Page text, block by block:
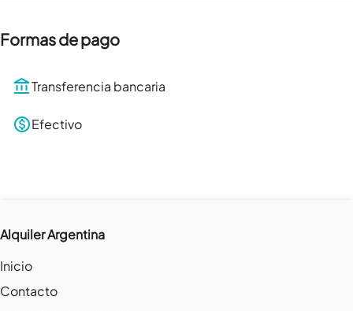
Formas de pago
Transferencia bancaria
Efectivo
Alquiler Argentina
Inicio
Contacto